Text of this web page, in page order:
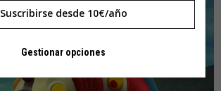
Suscribirse desde 10€/año
Gestionar opciones